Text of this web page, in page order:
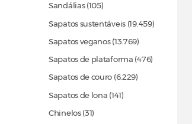
Sandálias(105)
Sapatos sustentáveis (19.459)
Sapatos veganos(13.769)
Sapatos de plataforma (476)
Sapatos de couro (6.229)
Sapatos de lona (141)
Chinelos(31)